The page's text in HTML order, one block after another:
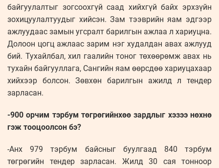
байгуулалтыг зогсоохгүй саад хийхгүй байх эрхзүйн
зохицуулалтуудыг хийсэн. Зам тээврийн яам эдгээр
ажлуудаас замын угсралт барилгын ажлаа л хариуцна.
Долоон цогц ажлаас зарим нэг худалдан авах ажлууд
бий. Тухайлбал, хил гаалийн тоног төхөөрөмж авах нь
тухайн байгууллага, Сангийн яам өөрсдөө хариуцахаар
хийхээр болсон. Зөвхөн барилгын ажилд л тендер
зарласан.
-900 орчим тэрбум төгрөгийнхөө зардлыг хэзээ нөхнө
гэж тооцоолсон бэ?
-Анх 979 тэрбум байсныг буулгаад 840 тэрбум
төгрөгийн тендер зарласан. Жилд 30 сая тонноор